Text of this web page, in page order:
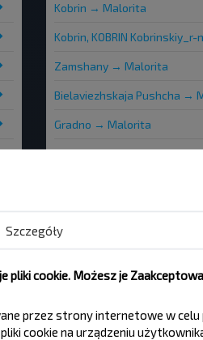
Kobrin → Malorita
Kobrin, KOBRIN
Zamshany → Malorita
Bielaviezhskaja Pushcha →
Gradno → Malorita
Pinsk → Malorita
Kamieniec → Malorita
Szczegóły
cookie. Możesz je
przez strony internetowe w
cookie na urządzeniu